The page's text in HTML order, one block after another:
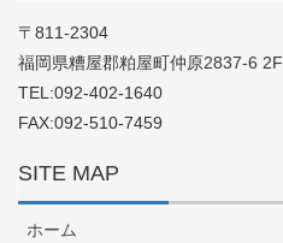
〒811-2304
福岡県糟屋郡粕屋町仲原2837-6 2F
TEL:092-402-1640
FAX:092-510-7459
SITE MAP
ホーム